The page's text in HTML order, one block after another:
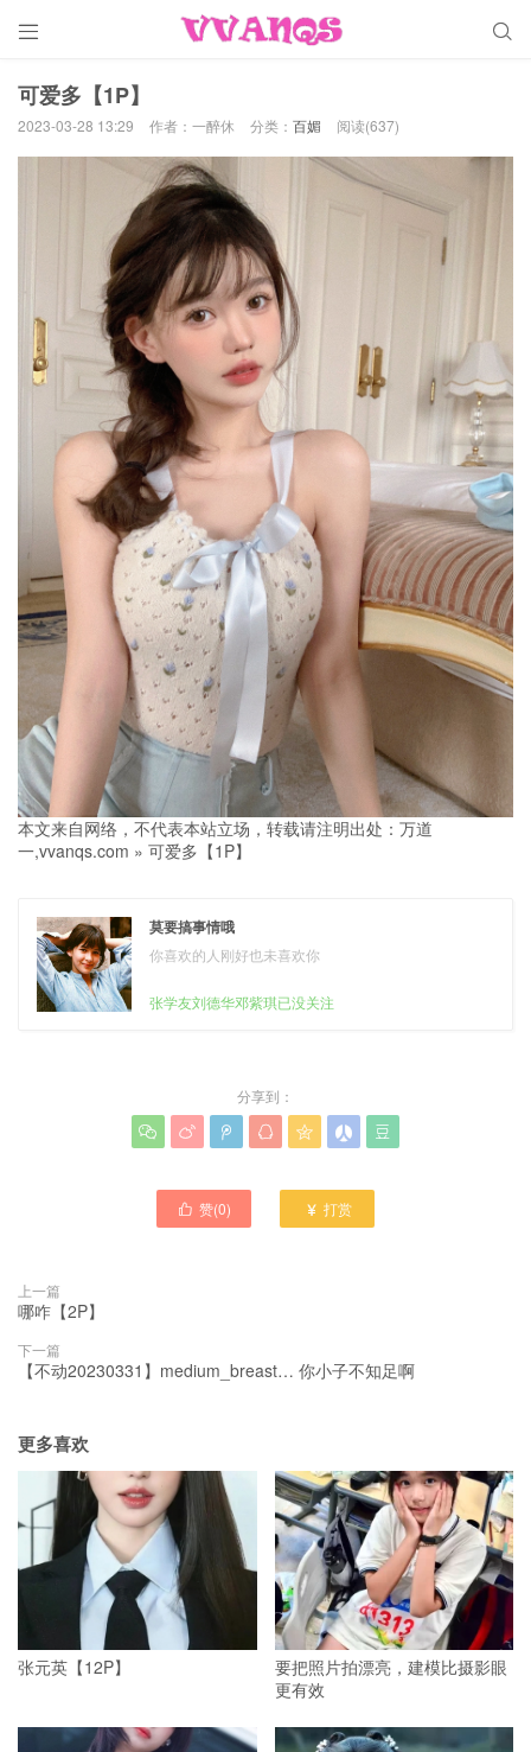
 
可爱多【1P】
2023-03-28 13:29 作者：一醉休 分类： 百媚 阅读(637)
本文来自网络，不代表本站立场，转载请注明出处： 万道
一,vvanqs.com » 可爱多【1P】
莫要搞事情哦
你喜欢的人刚好也未喜欢你
张学友刘德华邓紫琪已没关注
分享到：
      
 赞(0)  打赏
上一篇
哪咋【2P】
下一篇
【不动20230331】medium_breast… 你小子不知足啊
更多喜欢
张元英【12P】
要把照片拍漂亮，建模比摄影眼
更有效